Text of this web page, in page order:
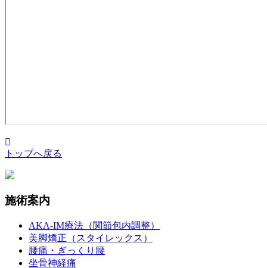
トップへ戻る
施術案内
AKA-IM療法（関節包内調整）
美脚矯正（スタイレックス）
腰痛・ぎっくり腰
坐骨神経痛